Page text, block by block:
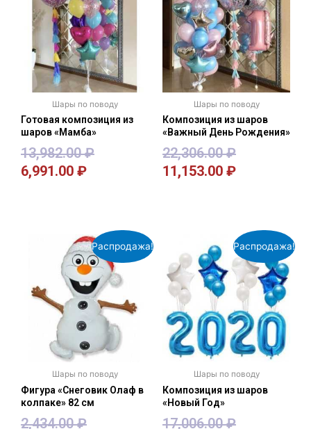
Шары по поводу
Готовая композиция из
шаров «Мамба»
13,982.00₽
6,991.00 ₽
Шары по поводу
Композиция из шаров
«Важный День Рождения»
22,306.00₽
11,153.00 ₽
Распродажа!
Шары по поводу
Фигура «Снеговик Олаф в
колпаке» 82 см
2,434.00₽
Распродажа!
Шары по поводу
Композиция из шаров
«Новый Год»
17,006.00₽